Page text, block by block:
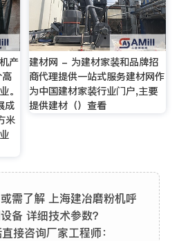
产
。
成
米
建材网 - 为建材家装和品牌招
商代理提供一站式服务建材网作
为中国建材家装行业门户,主要
提供建材（）查看
需了解 上海建冶磨粉机呼
备 详细技术参数？
接咨询厂家工程师：